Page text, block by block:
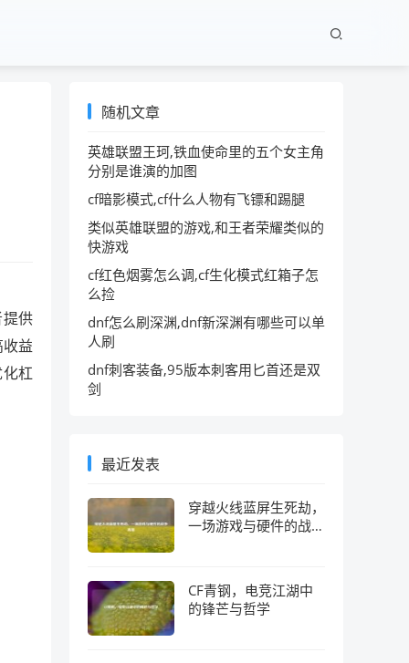
供
益
杠
随机文章
英雄联盟王珂,铁血使命里的五个女主角
分别是谁演的加图
cf暗影模式,cf什么人物有飞镖和踢腿
类似英雄联盟的游戏,和王者荣耀类似的
快游戏
cf红色烟雾怎么调,cf生化模式红箱子怎
么捡
dnf怎么刷深渊,dnf新深渊有哪些可以单
人刷
dnf刺客装备,95版本刺客用匕首还是双
剑
最近发表
穿越火线蓝屏生死劫，
一场游戏与硬件的战争
CF青钢，电竞江湖中
的锋芒与哲学